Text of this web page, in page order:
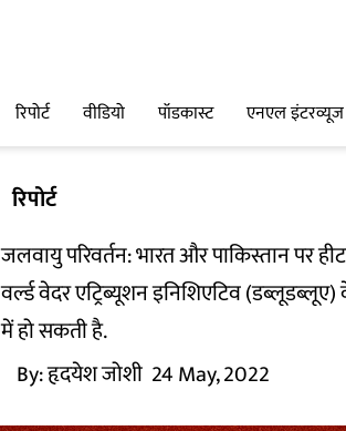
रिपोर्ट वीडियो पॉडकास्ट एनएल इंटरव्यूज
रिपोर्ट
जलवायु परिवर्तन: भारत और पाकिस्तान पर
वर्ल्ड वेदर एट्रिब्यूशन इनिशिएटिव
में हो सकती है.
By:हृदयेश जोशी 24 May, 2022